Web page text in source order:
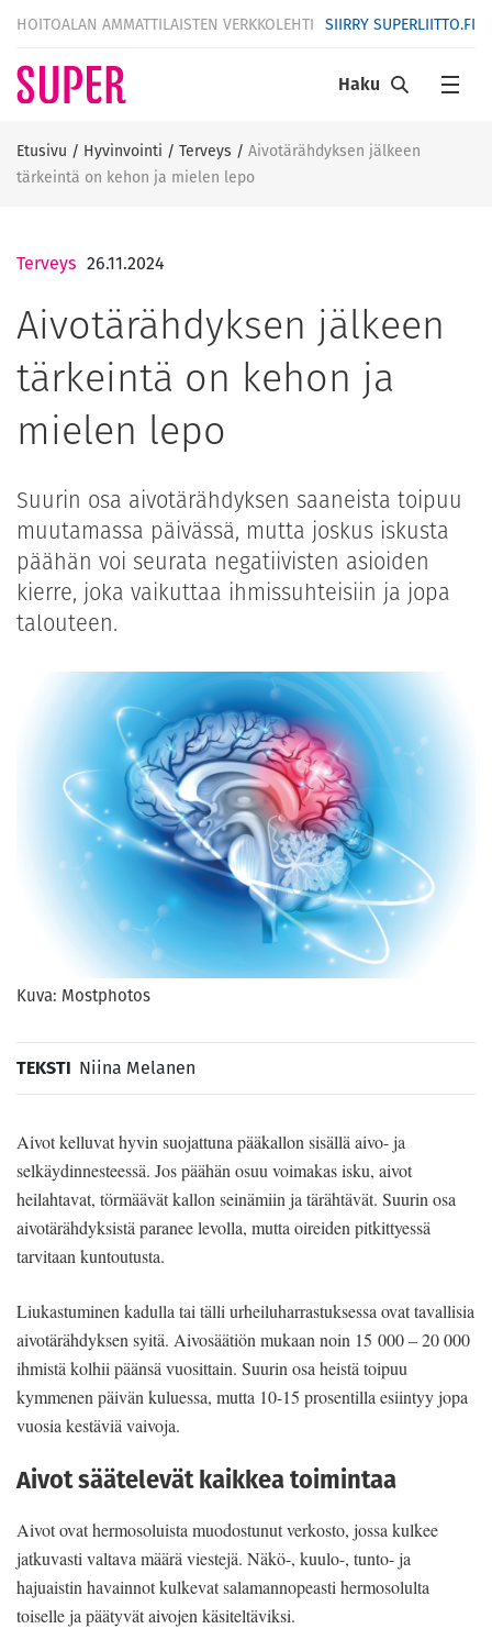
HOITOALAN AMMATTILAISTEN VERKKOLEHTI SIIRRY SUPERLIITTO.FI
Haku
Etusivu / Hyvinvointi / Terveys / Aivotärähdyksen jälkeen
tärkeintä on kehon ja mielen lepo
Terveys 26.11.2024
Aivotärähdyksen jälkeen
tärkeintä on kehon ja
mielen lepo
Suurin osa aivotärähdyksen saaneista toipuu
muutamassa päivässä, mutta joskus iskusta
päähän voi seurata negatiivisten asioiden
kierre, joka vaikuttaa ihmissuhteisiin ja jopa
talouteen.
Kuva: Mostphotos
TEKSTI Niina Melanen
Aivot kelluvat hyvin suojattuna pääkallon sisällä aivo- ja
selkäydinnesteessä. Jos päähän osuu voimakas isku, aivot
heilahtavat, törmäävät kallon seinämiin ja tärähtävät. Suurin osa
aivotärähdyksistä paranee levolla, mutta oireiden pitkittyessä
tarvitaan kuntoutusta.
Liukastuminen kadulla tai tälli urheiluharrastuksessa ovat tavallisia
aivotärähdyksen syitä. Aivosäätiön mukaan noin 15 000 – 20 000
ihmistä kolhii päänsä vuosittain. Suurin osa heistä toipuu
kymmenen päivän kuluessa, mutta 10-15 prosentilla esiintyy jopa
vuosia kestäviä vaivoja.
Aivot säätelevät kaikkea toimintaa
Aivot ovat hermosoluista muodostunut verkosto, jossa kulkee
jatkuvasti valtava määrä viestejä. Näkö-, kuulo-, tunto- ja
hajuaistin havainnot kulkevat salamannopeasti hermosolulta
toiselle ja päätyvät aivojen käsiteltäviksi.